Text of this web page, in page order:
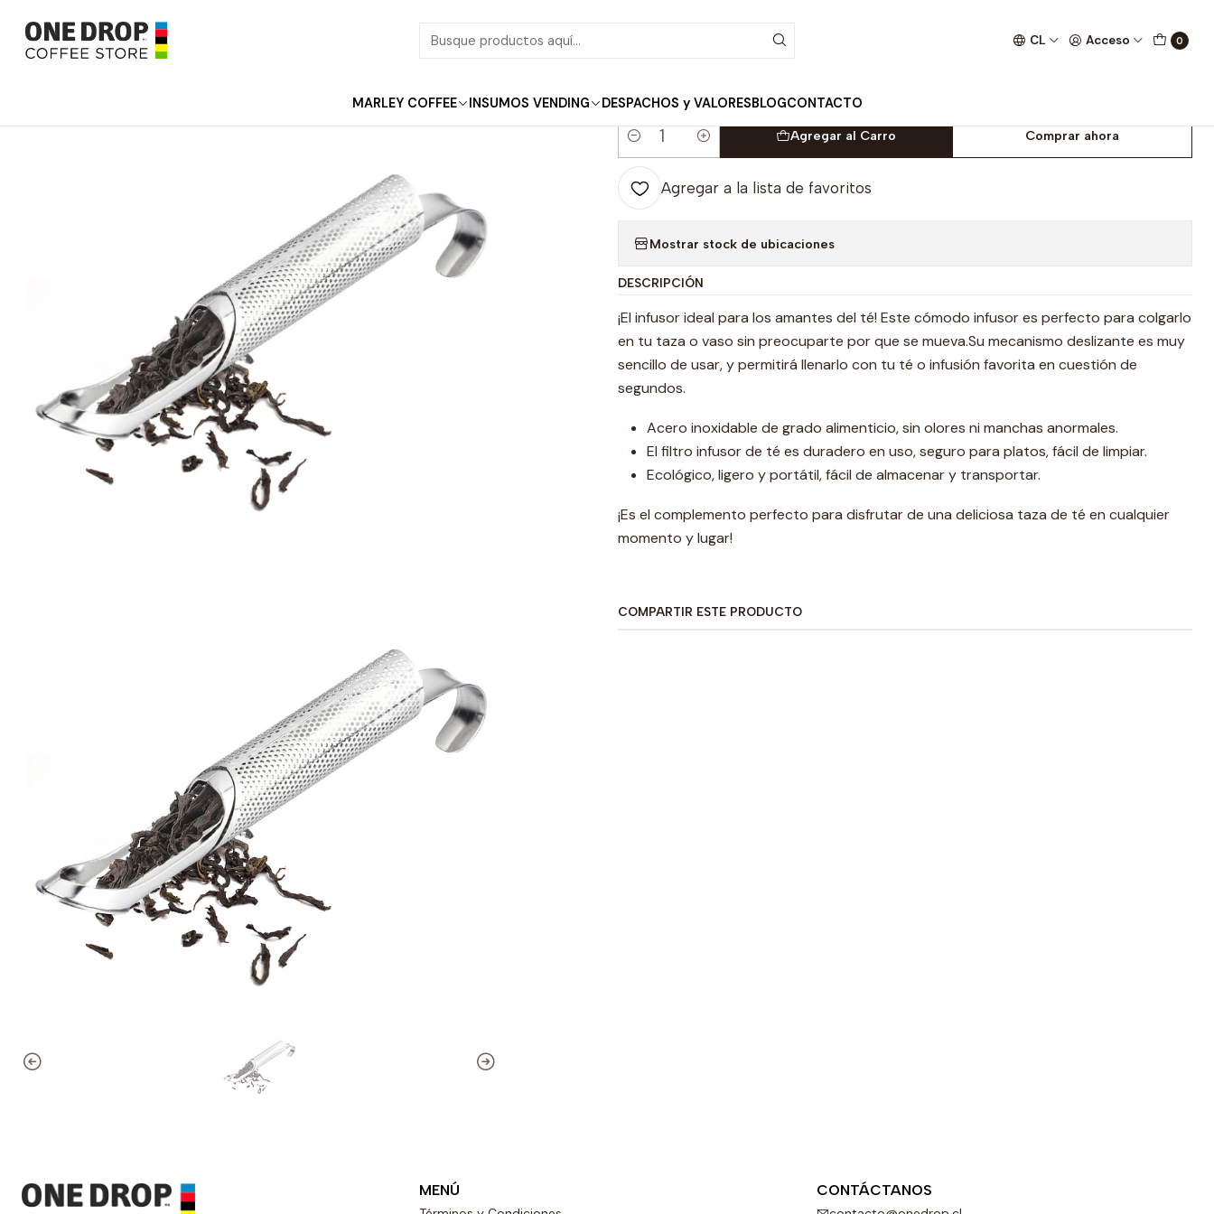
CL Acceso 0
MARLEY COFFEE INSUMOS VENDING DESPACHOS y VALORESBLOGCONTACTO
Inicio Marley Tea Infusor de Té Acero Inoxidable
Infusor de Té Acero Inoxidable
Cantidad
Agregar al Carro Comprar ahora
Agregar a la lista de favoritos
Mostrar stock de ubicaciones
DESCRIPCIÓN
¡El infusor ideal para los amantes del té! Este cómodo infusor es perfecto para colgarlo
en tu taza o vaso sin preocuparte por que se mueva.Su mecanismo deslizante es muy
sencillo de usar, y permitirá llenarlo con tu té o infusión favorita en cuestión de
segundos.
Acero inoxidable de grado alimenticio, sin olores ni manchas anormales.
El filtro infusor de té es duradero en uso, seguro para platos, fácil de limpiar.
Ecológico, ligero y portátil, fácil de almacenar y transportar.
¡Es el complemento perfecto para disfrutar de una deliciosa taza de té en cualquier
momento y lugar!
COMPARTIR ESTE PRODUCTO
MENÚ CONTÁCTANOS